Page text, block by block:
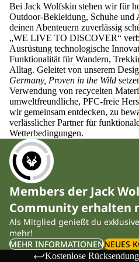
Bei Jack Wolfskin stehen wir für
Outdoor-Bekleidung, Schuhe und
deinen Abenteuern zuverlässig
„WE LIVE TO DISCOVER“
Ausrüstung technologische
Funktionalität für Wandern,
Alltag. Geleitet von unserem
Germany, Proven in the Wild
Verwendung von recycelten
umweltfreundliche, PFC-freie
wir gemeinsam entdecken, zu
verlässlicher Partner für
Wetterbedingungen.
Members der Jack
Community erhalten
Als Mitglied genießt du
mehr!
MEHR INFORMATIONENNEUES
Kostenlose